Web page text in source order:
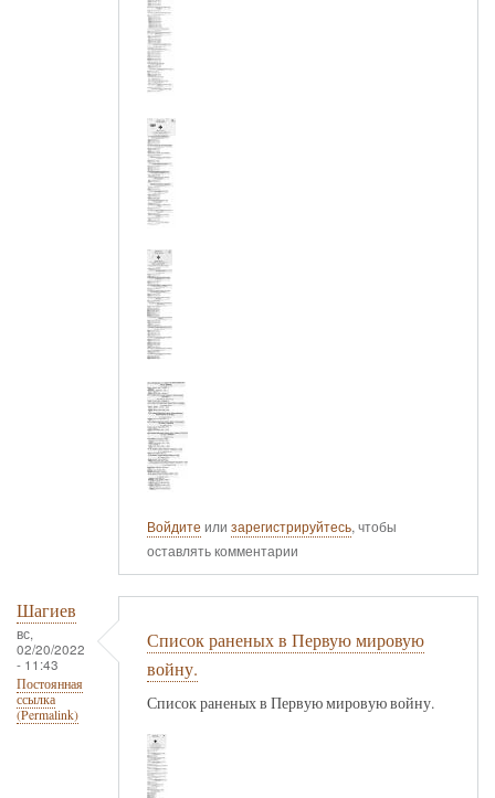
Войдите или зарегистрируйтесь, чтобы
оставлять комментарии
Шагиев
вс,
02/20/2022
- 11:43
Постоянная
ссылка
(Permalink)
Список раненых в Первую мировую
войну.
Список раненых в Первую мировую войну.